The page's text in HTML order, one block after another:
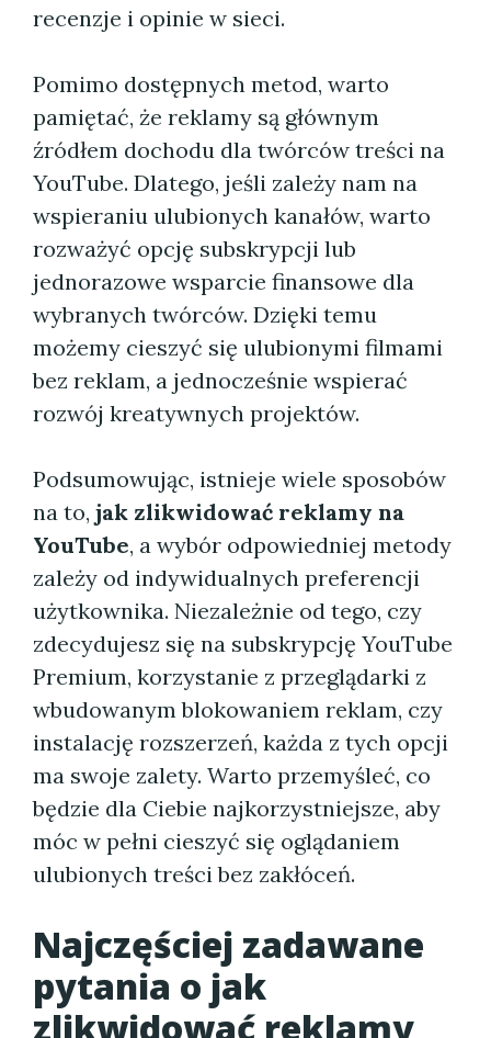
recenzje i opinie w sieci.
Pomimo dostępnych metod, warto
pamiętać, że reklamy są głównym
źródłem dochodu dla twórców treści na
YouTube. Dlatego, jeśli zależy nam na
wspieraniu ulubionych kanałów, warto
rozważyć opcję subskrypcji lub
jednorazowe wsparcie finansowe dla
wybranych twórców. Dzięki temu
możemy cieszyć się ulubionymi filmami
bez reklam, a jednocześnie wspierać
rozwój kreatywnych projektów.
Podsumowując, istnieje wiele sposobów
na to, jak zlikwidować reklamy na
YouTube, a wybór odpowiedniej metody
zależy od indywidualnych preferencji
użytkownika. Niezależnie od tego, czy
zdecydujesz się na subskrypcję YouTube
Premium, korzystanie z przeglądarki z
wbudowanym blokowaniem reklam, czy
instalację rozszerzeń, każda z tych opcji
ma swoje zalety. Warto przemyśleć, co
będzie dla Ciebie najkorzystniejsze, aby
móc w pełni cieszyć się oglądaniem
ulubionych treści bez zakłóceń.
Najczęściej zadawane
pytania o jak
zlikwidować reklamy